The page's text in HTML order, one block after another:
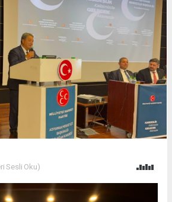
Sesli Oku)